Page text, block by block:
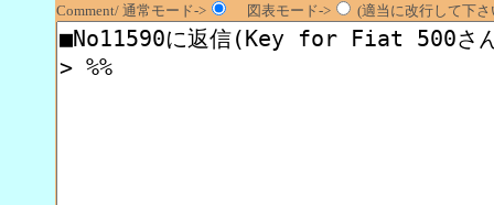
Comment/ 通常モード->
図表モード-> (適当に改行して下